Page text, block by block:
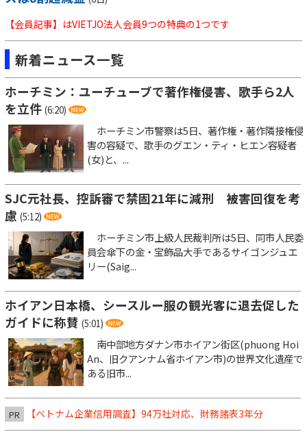
【会員記事】はVIETJO法人会員9つの特典の1つです
新着ニュース一覧
ホーチミン：ユーチューブで著作権侵害、歌手ら2人
を立件 (6:20)
ホーチミン市警察は5日、著作権・著作隣接権侵
害の容疑で、歌手のグエン・ティ・ヒエン容疑者
(女)と、...
SJC元社長、控訴審で禁固21年に減刑 被害回復を考
慮 (5:12)
ホーチミン市上級人民裁判所は5日、同市人民委
員会傘下の金・宝飾品大手であるサイゴンジュエ
リー(Saig...
ホイアン日本橋、シースルー服の観光客に退去促した
ガイドに称賛 (5:01)
南中部地方ダナン市ホイアン街区(phuong Hoi
An、旧クアンナム省ホイアン市)の世界文化遺産で
ある旧市...
PR 【ベトナム企業信用調査】94万社対応、財務諸表3年分